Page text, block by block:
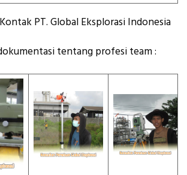
PT. Global Eksplorasi Indonesia
tentang profesi team :